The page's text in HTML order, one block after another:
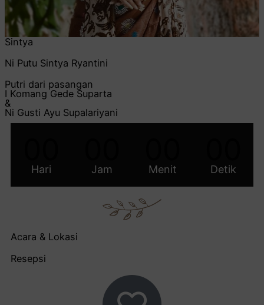
Sintya
Ni Putu Sintya Ryantini
Putri dari pasangan
I Komang Gede Suparta
&
Ni Gusti Ayu Supalariyani
Hari Jam Menit Detik
Acara & Lokasi
Resepsi